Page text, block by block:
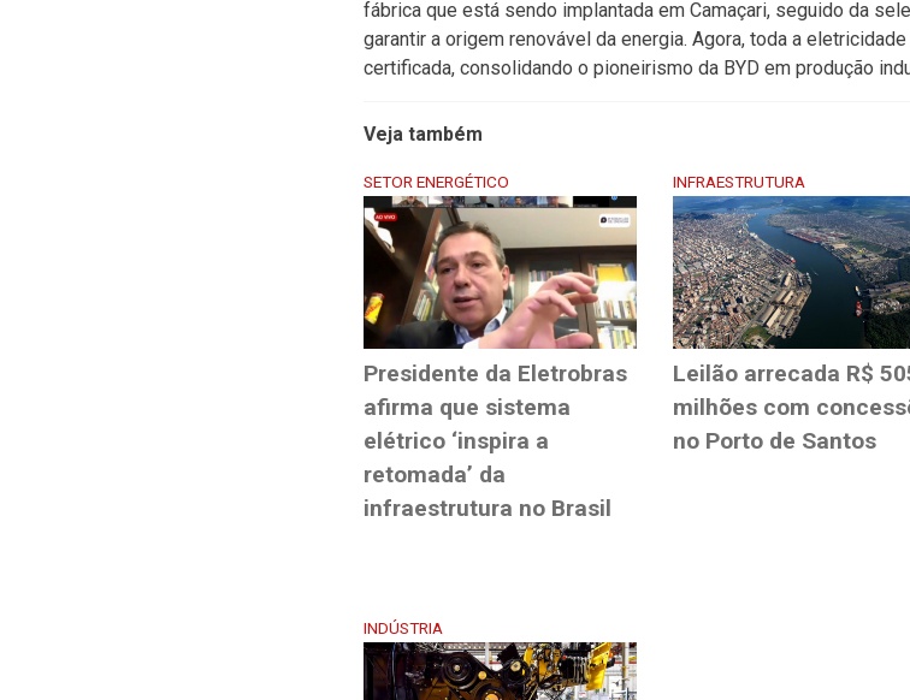
fábrica que está sendo implantada em Camaçari, seguido da
garantir a origem renovável da energia. Agora, toda a
certificada, consolidando o pioneirismo da BYD em produção
Veja também
SETOR ENERGÉTICO
Presidente da Eletrobras
afirma que sistema
elétrico ‘inspira a
retomada’ da
infraestrutura no Brasil
INFRAESTRUTURA
Leilão arrecada R$
milhões com
no Porto de Santos
INDÚSTRIA